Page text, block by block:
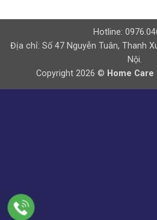
Hotline:
Địa chỉ: Số 47 Nguyễn Tuân, Thanh
Nội.
Copyright 2026 © Home